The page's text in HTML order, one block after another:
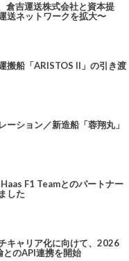
吉運送株式会社と資本提
送ネットワークを拡大〜
搬船「ARISTOS II」の引き渡
ーション／新造船「蓉翔丸」
F1 Teamとのパートナー
した
キャリア化に向けて、2026
のAPI連携を開始